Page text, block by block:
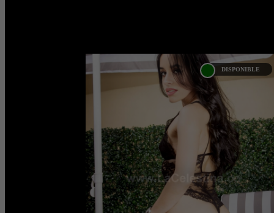
DISPONIBLE
DANI CASTAÑO
Próximamente.... Algunas de nuestras
modelos aún no tienen imágenes
disponibles en la web porque están
completando su sesión ...